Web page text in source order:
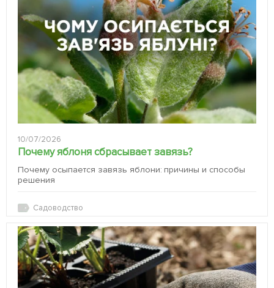
10/07/2026
Почему яблоня сбрасывает завязь?
Почему осыпается завязь яблони: причины и способы
решения
Садоводство